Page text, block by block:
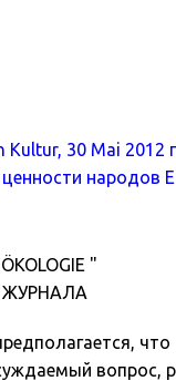
30 Mai 2012
народов
"
ЖУРНАЛА
вопрос,